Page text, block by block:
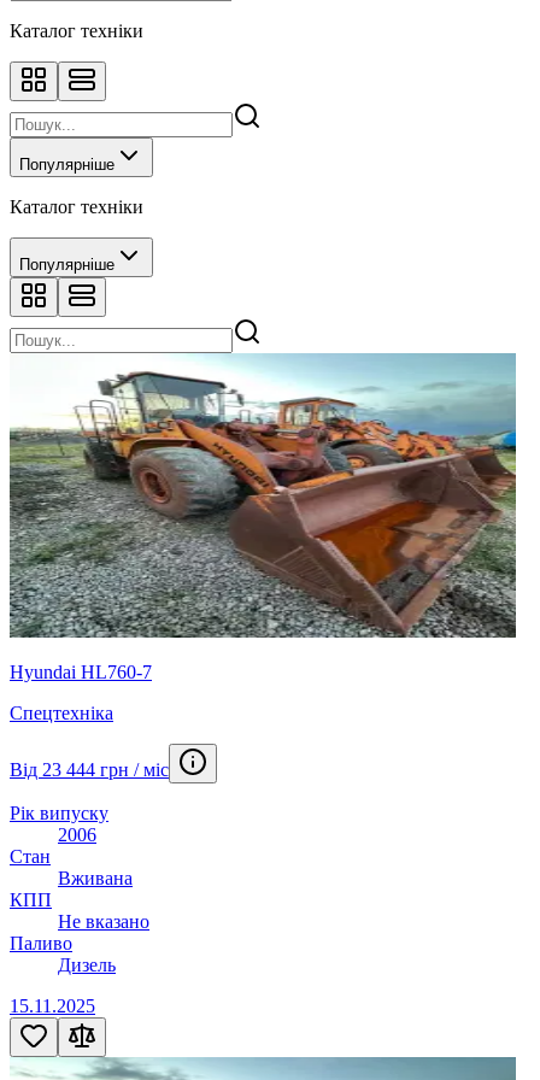
Каталог техніки
Популярніше
Каталог техніки
Популярніше
Hyundai HL760-7
Спецтехніка
Від 23 444 грн / міс
Рік випуску
2006
Стан
Вживана
КПП
Не вказано
Паливо
Дизель
15.11.2025